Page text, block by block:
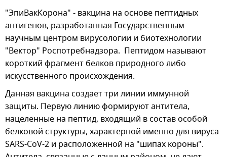
"ЭпиВакКорона" - вакцина на основе пептидных
антигенов, разработанная Государственным
научным центром вирусологии и биотехнологии
"Вектор" Роспотребнадзора. Пептидом называют
короткий фрагмент белков природного либо
искусственного происхождения.
Данная вакцина создает три линии иммунной
защиты. Первую линию формируют антитела,
нацеленные на пептид, входящий в состав особой
белковой структуры, характерной именно для вируса
SARS-CoV-2 и расположенной на "шипах короны".